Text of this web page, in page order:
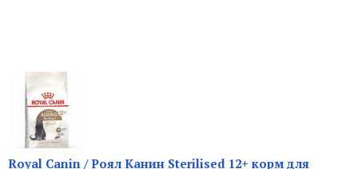
Royal Canin / Роял Канин Sterilised 12+ корм для